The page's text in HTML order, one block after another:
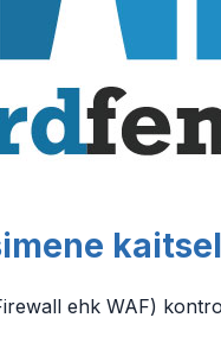
ehk WAF)